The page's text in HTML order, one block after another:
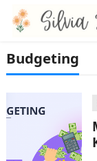
Budgeting